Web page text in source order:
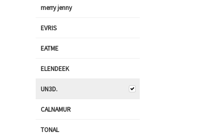
merry jenny
EVRIS
EATME
ELENDEEK
UN3D.
CALNAMUR
TONAL